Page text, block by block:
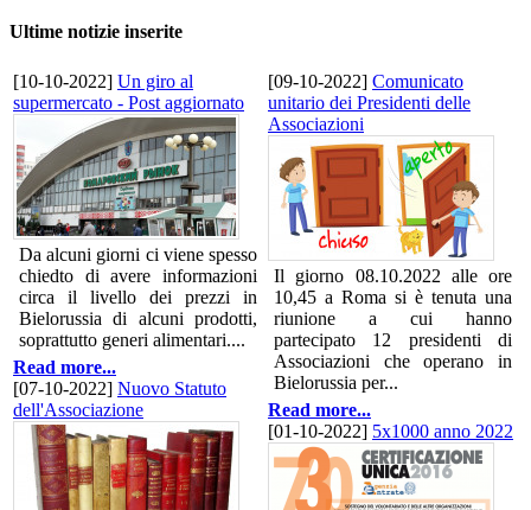
Ultime notizie inserite
[10-10-2022] Un giro al
supermercato - Post aggiornato
Da alcuni giorni ci viene spesso
chiedto di avere informazioni
circa il livello dei prezzi in
Bielorussia di alcuni prodotti,
soprattutto generi alimentari....
Read more...
[07-10-2022] Nuovo Statuto
dell'Associazione
[09-10-2022] Comunicato
unitario dei Presidenti delle
Associazioni
Il giorno 08.10.2022 alle ore
10,45 a Roma si è tenuta una
riunione a cui hanno
partecipato 12 presidenti di
Associazioni che operano in
Bielorussia per...
Read more...
[01-10-2022] 5x1000 anno 2022